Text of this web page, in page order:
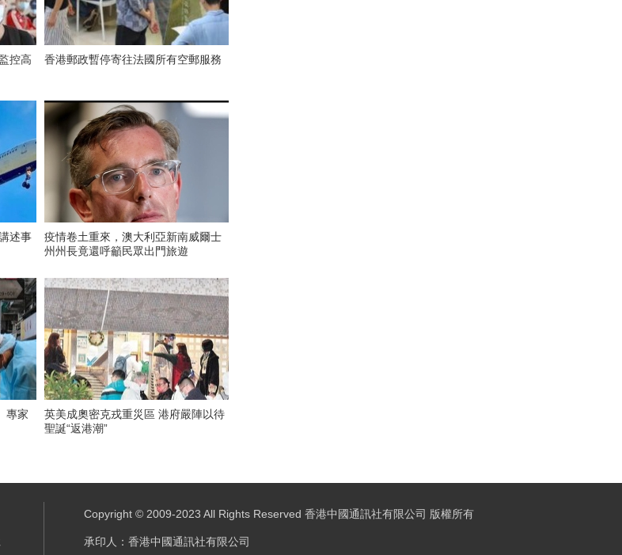
控高
香港郵政暫停寄往法國所有空郵服務
述事
疫情卷土重來，澳大利亞新南威爾士
州州長竟還呼籲民眾出門旅遊
專家
英美成奧密克戎重災區 港府嚴陣以待
聖誕“返港潮”
Copyright © 2009-2023 All Rights Reserved 香港中國通訊社有限公司 版權所有
承印人：香港中國通訊社有限公司